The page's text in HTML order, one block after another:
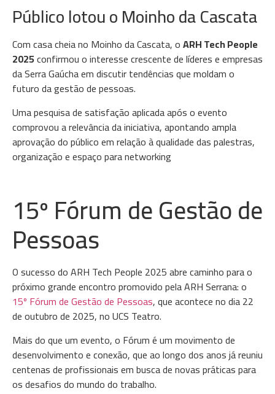
Público lotou o Moinho da Cascata
Com casa cheia no Moinho da Cascata, oARH Tech People
2025confirmou o interesse crescente de líderes e empresas
da Serra Gaúcha em discutir tendências que moldam o
futuro da gestão de pessoas.
Uma pesquisa de satisfação aplicada após o evento
comprovou a relevância da iniciativa, apontando ampla
aprovação do público em relação à qualidade das palestras,
organização e espaço para networking
15º Fórum de Gestão de
Pessoas
O sucesso do ARH Tech People 2025 abre caminho para o
próximo grande encontro promovido pela ARH Serrana: o
15º Fórum de Gestão de Pessoas, que acontece no dia 22
de outubro de 2025, no UCS Teatro.
Mais do que um evento, o Fórum é um movimento de
desenvolvimento e conexão, que ao longo dos anos já reuniu
centenas de profissionais em busca de novas práticas para
os desafios do mundo do trabalho.